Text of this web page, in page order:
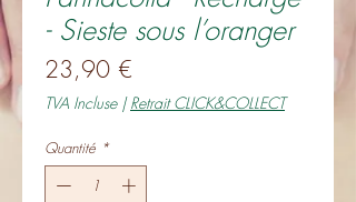
- Sieste sous l’oranger
23,90 €
TVA Incluse|Retrait CLICK&COLLECT
Quantité *